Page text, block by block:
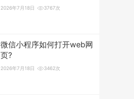
2026年7月18日 3767次
微信小程序如何打开web网
页?
2026年7月18日 3462次